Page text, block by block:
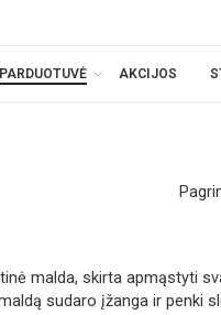
PARDUOTUVĖ AKCIJOS
malda, skirta apmąstyti
sudaro įžanga ir penki